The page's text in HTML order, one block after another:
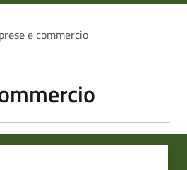
e commercio